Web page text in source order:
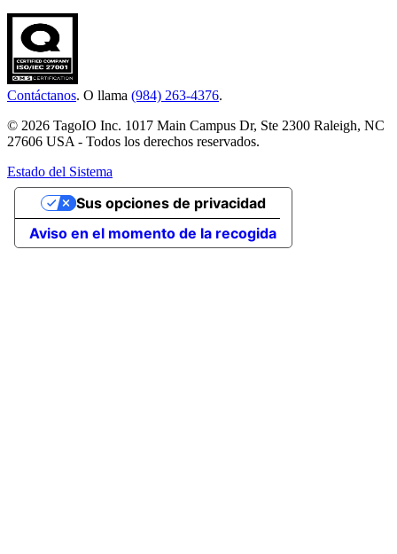
Contáctanos. O llama (984) 263-4376.
© 2026 TagoIO Inc. 1017 Main Campus Dr, Ste 2300 Raleigh, NC
27606 USA - Todos los derechos reservados.
Estado del Sistema
Aviso en el momento de la recogida
Sus opciones de privacidad